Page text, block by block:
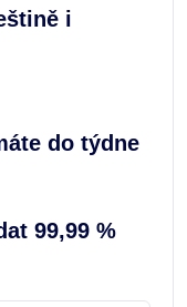
i
do týdne
99,99 %